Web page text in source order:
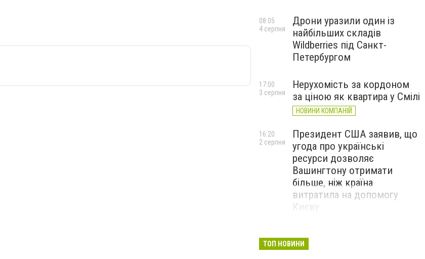
Дрони уразили один із
найбільших складів
Wildberries під Санкт-
Петербургом
08:05
4 серпня
Нерухомість за кордоном
за ціною як квартира у Смілі
НОВИНИ КОМПАНІЙ
17:00
3 серпня
Президент США заявив, що
угода про українські
ресурси дозволяє
Вашингтону отримати
більше, ніж країна
витратила на допомогу
Києву
16:20
2 серпня
ТОП НОВИНИ